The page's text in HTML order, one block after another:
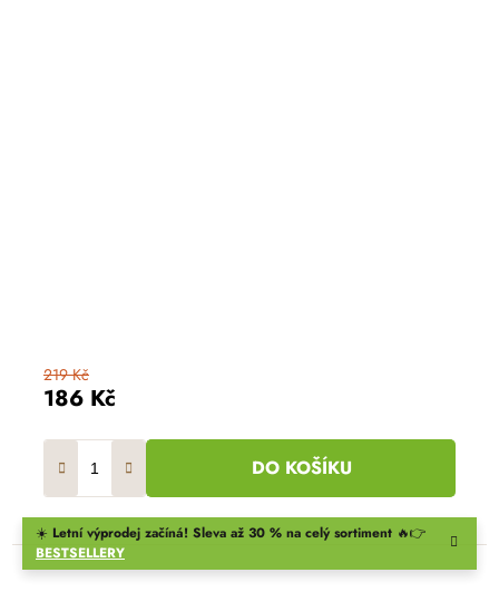
☀️ Letní výprodej začíná! Sleva až 30 % na celý sortiment 🔥👉
BESTSELLERY
186 Kč
219 Kč
DO KOŠÍKU